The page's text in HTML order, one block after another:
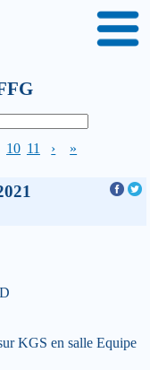
10 11 › »
KGS en salle Equipe